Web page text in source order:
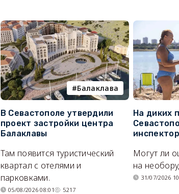
Балаклава
В Севастополе утвердили
проект застройки центра
Балаклавы
Там появится туристический
квартал с отелями и
парковками.
05/08/2026 08:01 5217
На диких
Могут ли
на
31/07/2026